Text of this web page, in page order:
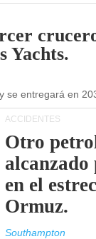
Yachts.
se entregará en
ACCIDENTES
Otro
en el
Ormuz.
Southampton